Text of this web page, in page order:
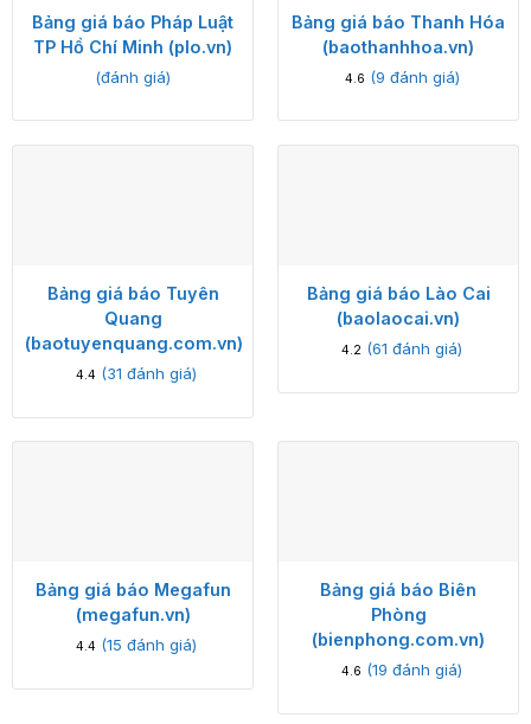
Bảng giá báo Pháp Luật
TP Hồ Chí Minh (plo.vn)
(đánh giá)
Bảng giá báo Thanh Hóa
(baothanhhoa.vn)
4.6 (9 đánh giá)
Bảng giá báo Tuyên
Quang
(baotuyenquang.com.vn)
4.4 (31 đánh giá)
Bảng giá báo Lào Cai
(baolaocai.vn)
4.2 (61 đánh giá)
Bảng giá báo Megafun
(megafun.vn)
4.4 (15 đánh giá)
Bảng giá báo Biên
Phòng
(bienphong.com.vn)
4.6 (19 đánh giá)